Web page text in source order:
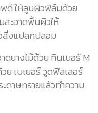
ดี ให้ลูบผิวฟิล์มด้วย
สะอาดพื้นผิวให้
สิ่งแปลกปลอม
ดยางไม้ด้วย ทินเนอร์ M
ย เบเยอร์ วูดฟิลเลอร์
ดาษทรายแล้วทำความ